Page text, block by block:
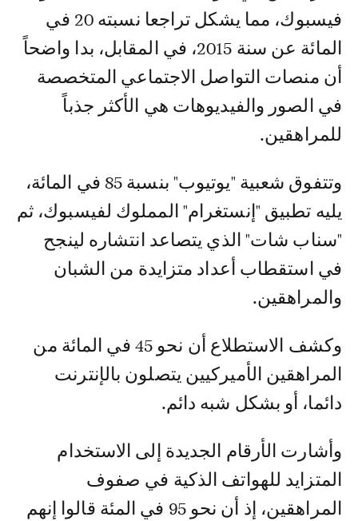
فيسبوك، مما يشكل تراجعا نسبته 20 في
المائة عن سنة 2015، في المقابل، بدا واضحاً
أن منصات التواصل الاجتماعي المتخصصة
في الصور والفيديوهات هي الأكثر جذباً
للمراهقين.
وتتفوق شعبية "يوتيوب" بنسبة 85 في المائة،
يليه تطبيق "إنستغرام" المملوك لفيسبوك، ثم
"سناب شات" الذي يتصاعد انتشاره لينجح
في استقطاب أعداد متزايدة من الشبان
والمراهقين.
وكشف الاستطلاع أن نحو 45 في المائة من
المراهقين الأميركيين يتصلون بالإنترنت
دائما، أو بشكل شبه دائم.
وأشارت الأرقام الجديدة إلى الاستخدام
المتزايد للهواتف الذكية في صفوف
المراهقين، إذ أن نحو 95 في المئة قالوا إنهم